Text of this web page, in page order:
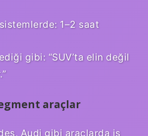
1–2 saat
gibi: “SUV’ta elin değil
araçlar
Audi gibi araçlarda iş